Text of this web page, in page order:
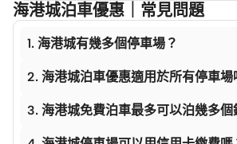
海港城泊車優惠｜常見問題
1. 海港城有幾多個停車場？
2. 海港城泊車優惠適用於所有停車場
3. 海港城免費泊車最多可以泊幾多個